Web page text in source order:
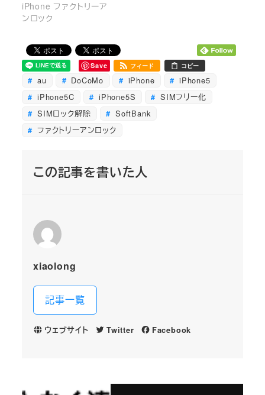
iPhone ファクトリーア
ンロック
Save フィード コピー
au DoCoMo iPhone
iPhone5
iPhone5C
iPhone5S
SIMフリー化
SIMロック解除
SoftBank
ファクトリーアンロック
この記事を書いた人
xiaolong
記事一覧
ウェブサイト Twitter Facebook